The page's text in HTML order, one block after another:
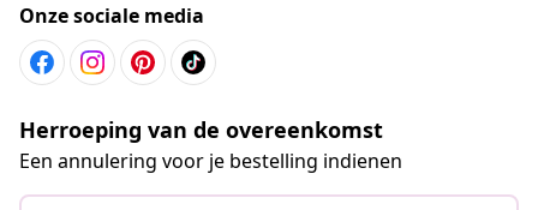
Onze sociale media
Herroeping van de overeenkomst
Een annulering voor je bestelling indienen